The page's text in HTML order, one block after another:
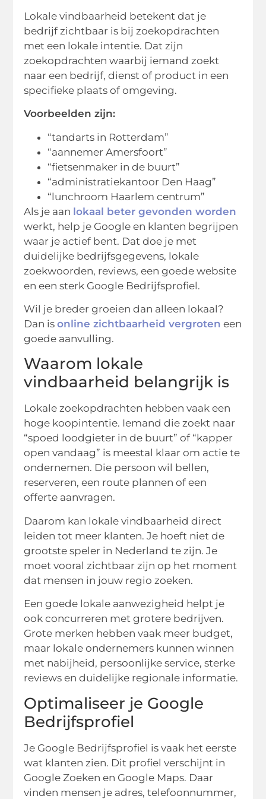
Lokale vindbaarheid betekent dat je
bedrijf zichtbaar is bij zoekopdrachten
met een lokale intentie. Dat zijn
zoekopdrachten waarbij iemand zoekt
naar een bedrijf, dienst of product in een
specifieke plaats of omgeving.
Voorbeelden zijn:
“tandarts in Rotterdam”
“aannemer Amersfoort”
“fietsenmaker in de buurt”
“administratiekantoor Den Haag”
“lunchroom Haarlem centrum”
Als je aan lokaal beter gevonden worden
werkt, help je Google en klanten begrijpen
waar je actief bent. Dat doe je met
duidelijke bedrijfsgegevens, lokale
zoekwoorden, reviews, een goede website
en een sterk Google Bedrijfsprofiel.
Wil je breder groeien dan alleen lokaal?
Dan isonline zichtbaarheid vergroten een
goede aanvulling.
Waarom lokale
vindbaarheid belangrijk is
Lokale zoekopdrachten hebben vaak een
hoge koopintentie. Iemand die zoekt naar
“spoed loodgieter in de buurt” of “kapper
open vandaag” is meestal klaar om actie te
ondernemen. Die persoon wil bellen,
reserveren, een route plannen of een
offerte aanvragen.
Daarom kan lokale vindbaarheid direct
leiden tot meer klanten. Je hoeft niet de
grootste speler in Nederland te zijn. Je
moet vooral zichtbaar zijn op het moment
dat mensen in jouw regio zoeken.
Een goede lokale aanwezigheid helpt je
ook concurreren met grotere bedrijven.
Grote merken hebben vaak meer budget,
maar lokale ondernemers kunnen winnen
met nabijheid, persoonlijke service, sterke
reviews en duidelijke regionale informatie.
Optimaliseer je Google
Bedrijfsprofiel
Je Google Bedrijfsprofiel is vaak het eerste
wat klanten zien. Dit profiel verschijnt in
Google Zoeken en Google Maps. Daar
vinden mensen je adres, telefoonnummer,